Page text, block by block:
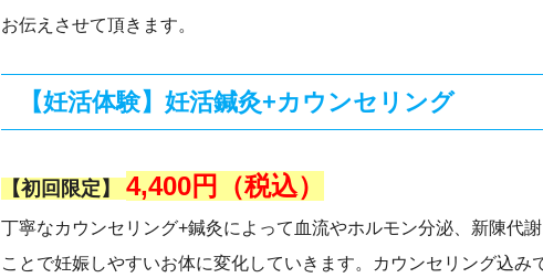
お伝えさせて頂きます。
【妊活体験】妊活鍼灸+カウンセリング
【初回限定】 4,400円（税込）
丁寧なカウンセリング+鍼灸によって血流やホルモン分泌、新陳代
ことで妊娠しやすいお体に変化していきます。カウンセリング込み